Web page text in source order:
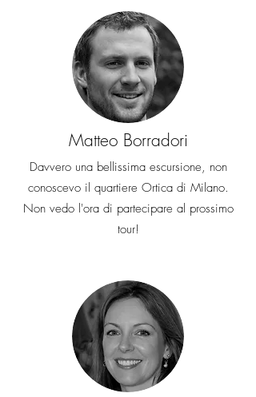
Matteo Borradori
Davvero una bellissima escursione, non
conoscevo il quartiere Ortica di Milano.
Non vedo l'ora di partecipare al prossimo
tour!